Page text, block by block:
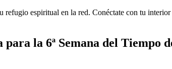
refugio espiritual en la red. Conéctate con tu
la 6ª Semana del Tiempo